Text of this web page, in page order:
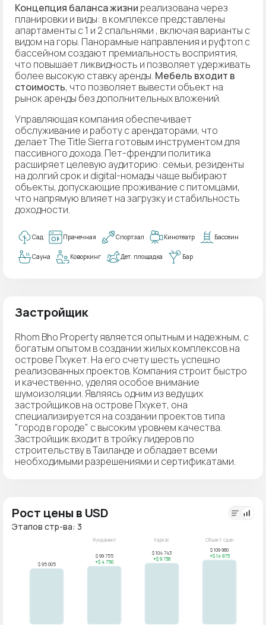
Концепция баланса жизни реализована через
планировки и виды: в комплексе представлены
апартаменты с 1 и 2 спальнями , включая варианты с
видом на горы. Панорамные направления и руфтоп с
бассейном создают премиальность восприятия,
что повышает ликвидность и позволяет удерживать
более высокую ставку аренды. Мебель входит в
стоимость, что позволяет вывести объект на
рынок аренды без дополнительных вложений.
Управляющая компания обеспечивает
обслуживание и работу с арендаторами, что
делает The Title Sierra готовым инструментом для
пассивного дохода. Пет-френдли политика
расширяет целевую аудиторию: семьи, резиденты
на долгий срок и digital-номады чаще выбирают
объекты, допускающие проживание с питомцами,
что напрямую влияет на загрузку и стабильность
доходности.
Сад Прачечная Спортзал Кинотеатр Бассеин
Сауна Коворкинг Дет. площадка Бар
Застройщик
Rhom Bho Property является опытным и надежным, с
богатым опытом в создании жилых комплексов на
острове Пхукет. На его счету шесть успешно
реализованных проектов. Компания строит быстро
и качественно, уделяя особое внимание
шумоизоляции. Являясь одним из ведущих
застройщиков на острове Пхукет, она
специализируется на создании проектов типа
"город в городе" с высоким уровнем качества.
Застройщик входит в тройку лидеров по
строительству в Таиланде и обладает всеми
необходимыми разрешениями и сертификатами.
Рост цены в USD
Этапов стр-ва: 3